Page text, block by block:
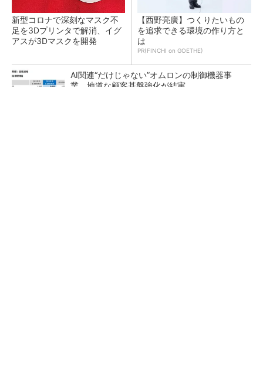
新型コロナで深刻なマスク不
足を3Dプリンタで解消、イグ
アスが3Dマスクを開発
【西野亮廣】つくりたいもの
を追求できる環境の作り方と
は
PR(FINCHI on GOETHE)
AI関連“だけじゃない”オムロンの制御機器事
業、地道な顧客基盤強化が結実